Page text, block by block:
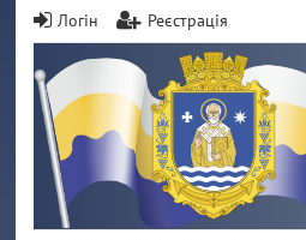
Логін Реєстрація